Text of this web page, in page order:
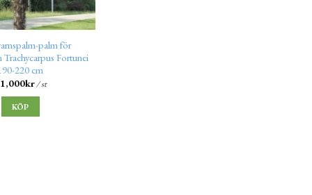
palm för
Trachycarpus Fortunei
220 cm
kr/ st
KÖP